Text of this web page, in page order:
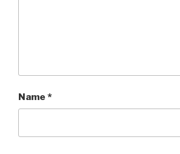
Name *